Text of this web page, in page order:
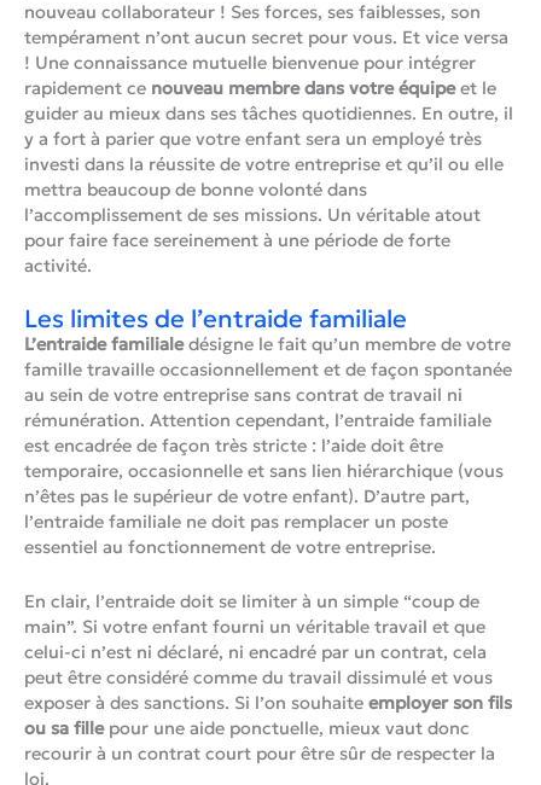
nouveau collaborateur ! Ses forces, ses faiblesses, son
tempérament n’ont aucun secret pour vous. Et vice versa
! Une connaissance mutuelle bienvenue pour intégrer
rapidement ce nouveau membre dans votre équipeet le
guider au mieux dans ses tâches quotidiennes. En outre, il
y a fort à parier que votre enfant sera un employé très
investi dans la réussite de votre entreprise et qu’il ou elle
mettra beaucoup de bonne volonté dans
l’accomplissement de ses missions. Un véritable atout
pour faire face sereinement à une période de forte
activité.
Les limites de l’entraide familiale
L’entraide familialedésigne le fait qu’un membre de votre
famille travaille occasionnellement et de façon spontanée
au sein de votre entreprise sans contrat de travail ni
rémunération. Attention cependant, l’entraide familiale
est encadrée de façon très stricte : l’aide doit être
temporaire, occasionnelle et sans lien hiérarchique (vous
n’êtes pas le supérieur de votre enfant). D’autre part,
l’entraide familiale ne doit pas remplacer un poste
essentiel au fonctionnement de votre entreprise.
En clair, l’entraide doit se limiter à un simple “coup de
main”. Si votre enfant fourni un véritable travail et que
celui-ci n’est ni déclaré, ni encadré par un contrat, cela
peut être considéré comme du travail dissimulé et vous
exposer à des sanctions. Si l’on souhaite employer son fils
ou sa fillepour une aide ponctuelle, mieux vaut donc
recourir à un contrat court pour être sûr de respecter la
loi.